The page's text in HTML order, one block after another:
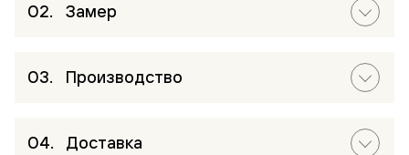
Замер
Производство
Доставка